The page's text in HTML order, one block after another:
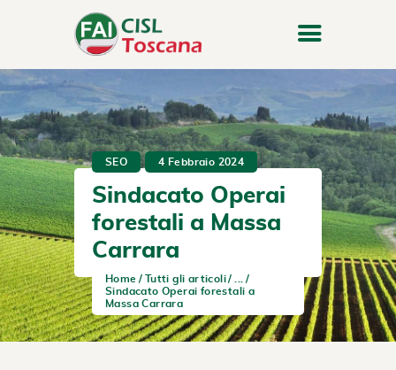
SEO 4 Febbraio 2024
Sindacato Operai
forestali a Massa
Carrara
Home Tutti gli articoli
Sindacato Operai forestali a
Massa Carrara